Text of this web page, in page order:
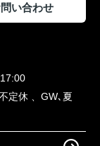
い合わせ
定休 、GW､夏